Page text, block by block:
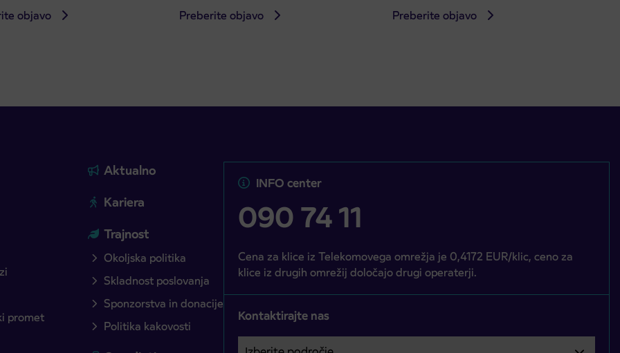
objavo Preberite objavo Preberite objavo
promet
Aktualno
Kariera
Trajnost
Okoljska politika
Skladnost poslovanja
Sponzorstva in donacije
Politika kakovosti
INFO center
090 74 11
Cena za klice iz Telekomovega omrežja je 0,4172 EUR/klic, ceno za
klice iz drugih omrežij določajo drugi operaterji.
Kontaktirajte nas
Izberite področje
Področje je obvezno izbrati.